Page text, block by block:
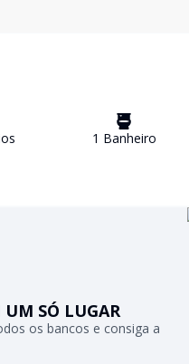
s 1 Banheiro
UM SÓ LUGAR
os bancos e consiga a